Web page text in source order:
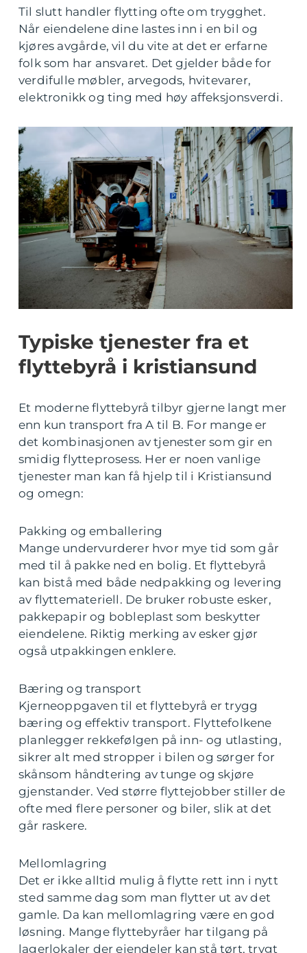
Til slutt handler flytting ofte om trygghet.
Når eiendelene dine lastes inn i en bil og
kjøres avgårde, vil du vite at det er erfarne
folk som har ansvaret. Det gjelder både for
verdifulle møbler, arvegods, hvitevarer,
elektronikk og ting med høy affeksjonsverdi.
Typiske tjenester fra et
flyttebyrå i kristiansund
Et moderne flyttebyrå tilbyr gjerne langt mer
enn kun transport fra A til B. For mange er
det kombinasjonen av tjenester som gir en
smidig flytteprosess. Her er noen vanlige
tjenester man kan få hjelp til i Kristiansund
og omegn:
Pakking og emballering
Mange undervurderer hvor mye tid som går
med til å pakke ned en bolig. Et flyttebyrå
kan bistå med både nedpakking og levering
av flyttemateriell. De bruker robuste esker,
pakkepapir og bobleplast som beskytter
eiendelene. Riktig merking av esker gjør
også utpakkingen enklere.
Bæring og transport
Kjerneoppgaven til et flyttebyrå er trygg
bæring og effektiv transport. Flyttefolkene
planlegger rekkefølgen på inn- og utlasting,
sikrer alt med stropper i bilen og sørger for
skånsom håndtering av tunge og skjøre
gjenstander. Ved større flyttejobber stiller de
ofte med flere personer og biler, slik at det
går raskere.
Mellomlagring
Det er ikke alltid mulig å flytte rett inn i nytt
sted samme dag som man flytter ut av det
gamle. Da kan mellomlagring være en god
løsning. Mange flyttebyråer har tilgang på
lagerlokaler der eiendeler kan stå tørt, trygt